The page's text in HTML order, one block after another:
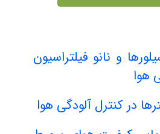
و نانو فیلتراسیون
هوا
در کنترل آلودگی هوا